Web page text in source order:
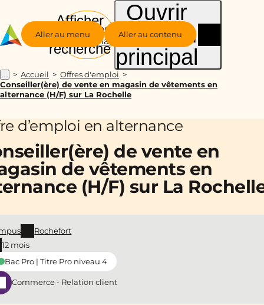
Aller au menu Aller au contenu
Groupe
Alternance
Afficher
la
recherche
Ouvrir
le menu
principal
... Accueil
Offres d'emploi
Conseiller(ère) de vente en magasin de vêtements en
alternance (H/F) sur La Rochelle
d’emploi en alternance
de vente en
de vêtements en
(H/F) sur La
Rochefort
12 mois
Bac Pro | Titre Pro niveau 4
Commerce - Relation client